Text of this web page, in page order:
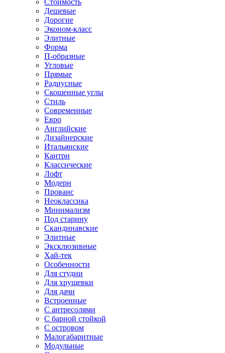
Стоимость
Дешевые
Дорогие
Эконом-класс
Элитные
Форма
П-образные
Угловые
Прямые
Радиусные
Скошенные углы
Стиль
Современные
Евро
Английские
Дизайнерские
Итальянские
Кантри
Классические
Лофт
Модерн
Прованс
Неоклассика
Минимализм
Под старину
Скандинавские
Элитные
Эксклюзивные
Хай-тек
Особенности
Для студии
Для хрущевки
Для дачи
Встроенные
С антресолями
С барной стойкой
С островом
Малогабаритные
Модульные